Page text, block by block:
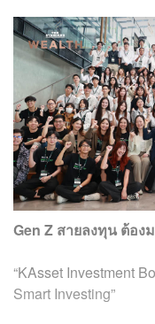
Gen Z สายลงทุน ต้อ
“KAsset Investment
Smart Investing”